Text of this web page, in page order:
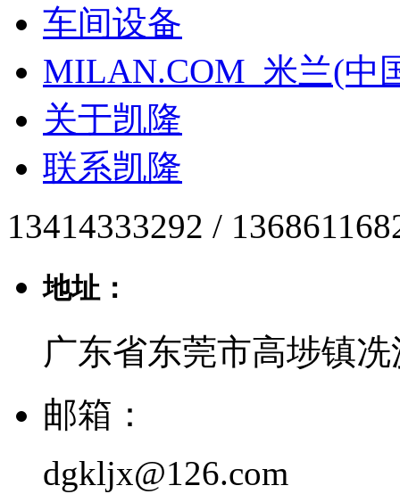
车间设备
MILAN.COM_米兰(中
关于凯隆
联系凯隆
13414333292 /
地址：
广东省东莞市高埗镇
邮箱：
dgkljx@126.com